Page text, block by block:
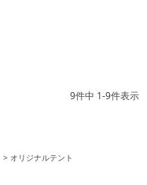
9件中 1-9件表示
オリジナルテント